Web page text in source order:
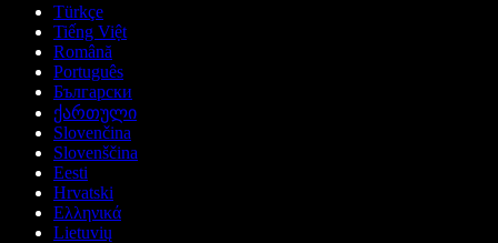
Türkçe
Tiếng Việt
Română
Português
Български
ქართული
Slovenčina
Slovenščina
Eesti
Hrvatski
Ελληνικά
Lietuvių